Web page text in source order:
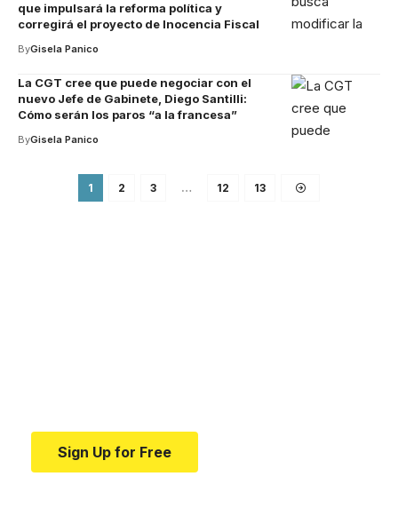
que impulsará la reforma política y
corregirá el proyecto de Inocencia Fiscal
ByGisela Panico
La CGT cree que puede negociar con el
nuevo Jefe de Gabinete, Diego Santilli:
Cómo serán los paros “a la francesa”
ByGisela Panico
1 2 3 … 12 13
Sign Up for Free